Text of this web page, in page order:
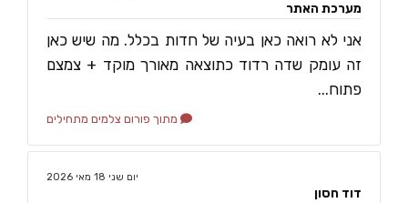
מערכת האתר
אני לא רואה כאן בעיה של חדות בכלל. מה שיש כאן
זה עומק שדה רדוד כתוצאה מאורך מוקד + צמצם
פתוח...
מתוך פורום צלמים מתחילים
‏יום שני ‏18 ‏מאי ‏2026
דוד חסון